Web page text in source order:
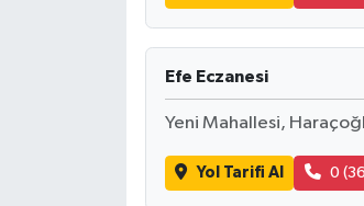
Efe Eczanesi
Yeni Mahallesi,
Yol Tarifi Al 0